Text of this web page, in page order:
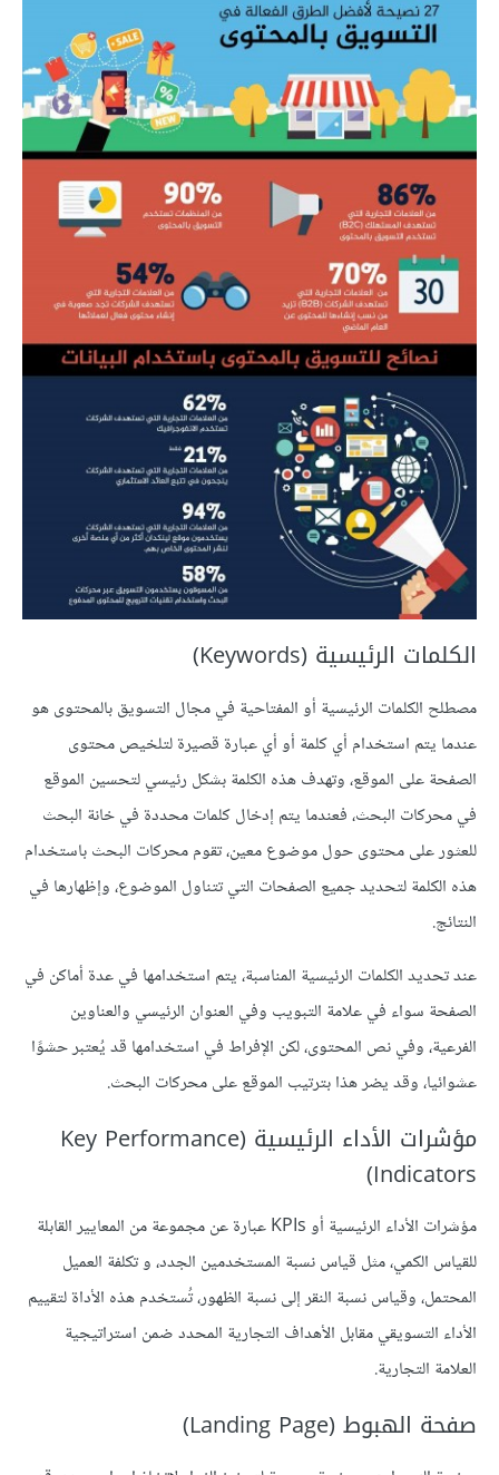
الكلمات الرئيسية (Keywords)
مصطلح الكلمات الرئيسية أو المفتاحية في مجال التسويق بالمحتوى هو
عندما يتم استخدام أي كلمة أو أي عبارة قصيرة لتلخيص محتوى
الصفحة على الموقع، وتهدف هذه الكلمة بشكل رئيسي لتحسين الموقع
في محركات البحث، فعندما يتم إدخال كلمات محددة في خانة البحث
للعثور على محتوى حول موضوع معين، تقوم محركات البحث باستخدام
هذه الكلمة لتحديد جميع الصفحات التي تتناول الموضوع، وإظهارها في
النتائج.
عند تحديد الكلمات الرئيسية المناسبة، يتم استخدامها في عدة أماكن في
الصفحة سواء في علامة التبويب وفي العنوان الرئيسي والعناوين
الفرعية، وفي نص المحتوى، لكن الإفراط في استخدامها قد يُعتبر حشوًا
عشوائيا، وقد يضر هذا بترتيب الموقع على محركات البحث.
مؤشرات الأداء الرئيسية (Key Performance
Indicators)
مؤشرات الأداء الرئيسية أو KPIs عبارة عن مجموعة من المعايير القابلة
للقياس الكمي، مثل قياس نسبة المستخدمين الجدد، و تكلفة العميل
المحتمل، وقياس نسبة النقر إلى نسبة الظهور، تُستخدم هذه الأداة لتقييم
الأداء التسويقي مقابل الأهداف التجارية المحدد ضمن استراتيجية
العلامة التجارية.
صفحة الهبوط (Landing Page)